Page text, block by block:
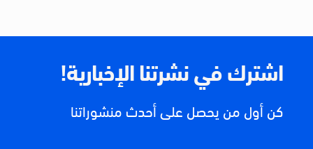
اشترك في نشرتنا الإخبارية!
كن أول من يحصل على أحدث منشوراتنا